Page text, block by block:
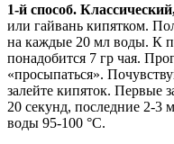
1-й способ.
или гайвань кипятком.
на каждые 20 мл воды. К
понадобится 7 гр чая.
«просыпаться».
залейте кипяток. Первые
20 секунд, последние 2-3
воды 95-100 °С.